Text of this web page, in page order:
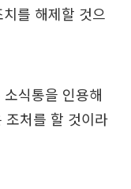
를 해제할 것으
식통을 인용해
조처를 할 것이라